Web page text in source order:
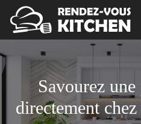
Savourez
directement